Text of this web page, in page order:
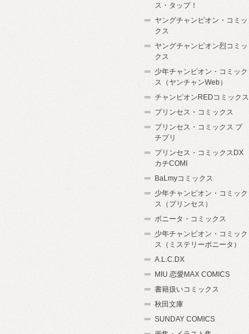
ス・タップ！
ヤングチャンピオン・コミッ
クス
ヤングチャンピオン烈コミッ
クス
少年チャンピオン・コミック
ス（ヤンチャンWeb）
チャンピオンREDコミックス
プリンセス・コミックス
プリンセス・コミックス プ
チプリ
プリンセス・コミックスDX
カチCOMI
BaLmyコミックス
少年チャンピオン・コミック
ス（プリンセス）
ボニータ・コミックス
少年チャンピオン・コミック
ス（ミステリーボニータ）
A.L.C.DX
MIU 恋愛MAX COMICS
書籍扱いコミックス
秋田文庫
SUNDAY COMICS